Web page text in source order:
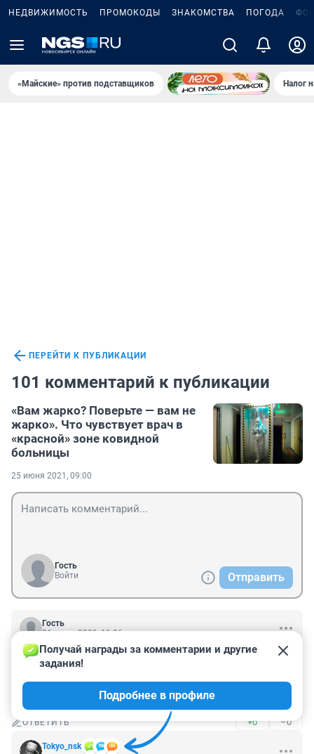
НЕДВИЖИМОСТЬ ПРОМОКОДЫ ЗНАКОМСТВА ПОГОДА
«Майские» против подставщиков Налог
ПЕРЕЙТИ К ПУБЛИКАЦИИ
101 комментарий к публикации
«Вам жарко? Поверьте — вам не
жарко». Что чувствует врач в
«красной» зоне ковидной
больницы
25 июня 2021, 09:00
Гость
Войти
Отправить
Гость
26 июня 2021, 11:36
Даже не удивляюсь, что много заражается в Питере.
Маски там не носят, и никто не требует их ношения, а
в ОТ народу полно.
Ну а по поводу жарко в 31, это только кажется.
ОТВЕТИТЬ +0 –0
Tokyo_nsk
Получай награды за комментарии и другие
задания!
Подробнее в профиле